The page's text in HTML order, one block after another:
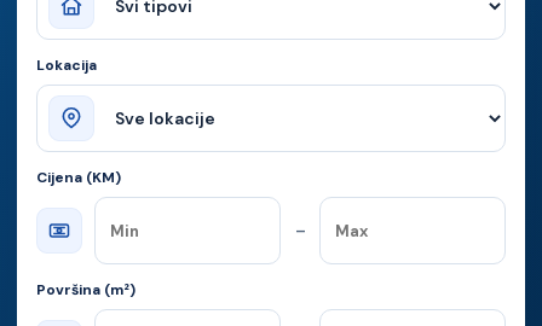
Lokacija
Cijena (KM)
–
Površina (m²)